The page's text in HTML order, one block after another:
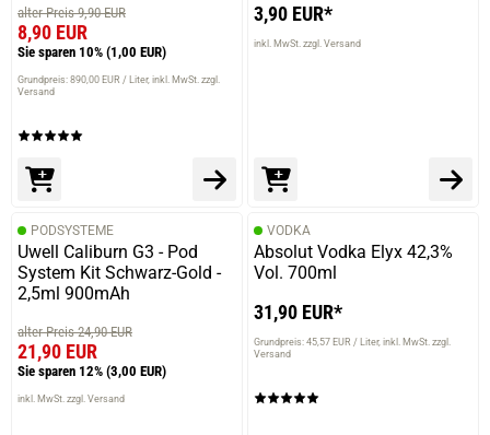
alter Preis 9,90 EUR
8,90 EUR
Sie sparen 10% (1,00 EUR)
Grundpreis: 890,00 EUR / Liter inkl. MwSt. zzgl.
Versand
3,90 EUR*
inkl. MwSt. zzgl. Versand
PODSYSTEME
Uwell Caliburn G3 - Pod
System Kit Schwarz-Gold -
2,5ml 900mAh
alter Preis 24,90 EUR
21,90 EUR
Sie sparen 12% (3,00 EUR)
inkl. MwSt. zzgl. Versand
VODKA
Absolut Vodka Elyx 42,3%
Vol. 700ml
31,90 EUR*
Grundpreis: 45,57 EUR / Liter inkl. MwSt. zzgl.
Versand